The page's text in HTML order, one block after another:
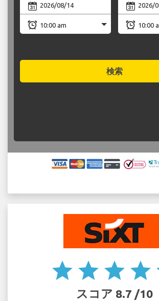
検索
star star star star
スコア 8.7 /10